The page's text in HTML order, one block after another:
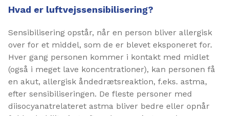
Hvad er luftvejssensibilisering?
Sensibilisering opstår, når en person bliver allergisk
over for et middel, som de er blevet eksponeret for.
Hver gang personen kommer i kontakt med midlet
(også i meget lave koncentrationer), kan personen få
en akut, allergisk åndedrætsreaktion, f.eks. astma,
efter sensibiliseringen. De fleste personer med
diisocyanatrelateret astma bliver bedre eller opnår